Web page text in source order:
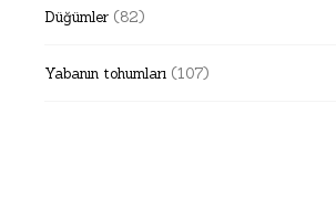
Düğümler (82)
Yabanın tohumları (107)